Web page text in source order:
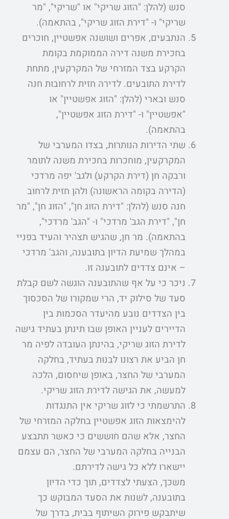
סנש (להלן: "הזוג שריקי" או "שריקי", "מר
שריקי" ו- "דירת הזוג שריקי", בהתאמה).
הנתבעים, אפרים ושושנה אפשטיין, חוכרים
בחכירת משנה דירה הממוקמת בקומת
הקרקע בצד המזרחי של המקרקעין, מתחת
לדירת התובעים. לדירה חזית לרחובות חנה
סנש ובארי (להלן: "הזוג אפשטיין" או
"אפשטיין" ו- "דירת הזוג אפשטיין",
בהתאמה).
שתי הדירות הנותרות, בצדו המערבי של
המקרקעין, מוחכרות בחכירת משנה לתומר
ורבקה חן (דירת הקרקע) ולגב' יפה מרדכי
(הדירה בקומה הראשונה) ולהן חזית לרחוב
חנה סנש (להלן: "דירת הזוג חן", "הזוג חן", "מר
חן", "דירת הגב' מרדכי" ו- "הגב' מרדכי",
בהתאמה). מר חן, שהגיש תצהיר והעיד בפניי
במהלך שמיעת הדיון בתובענה, והגב' מרדכי
– אינם צדדים לתובענה זו.
ניכר כי על אף שהתובענה הוגשה לשם קבלת
סעד של סילוק יד, הרי שמקורו של הסכסוך
בין הצדדים נובע מהיעדר הסכמות בין
הדיירים לעניין האופן שבו תינתן בעתיד גישה
לדירת הזוג שריקי, בהינתן העובדה לפיה מר
חן הביע את רצונו לבנות בעתיד, בחלקה
המערבי של החצר, באופן שיחסום, הלכה
למעשה, את הגישה לדירת הזוג שריקי.
התרשמתי כי לזוג שריקי אין התנגדות
להימצאות הזוג אפשטיין בחלקה המזרחי של
החצר, אלא שהם חוששים כי כאשר תתבצע
הבנייה בחלקה המערבי של החצר, הם עצמם
יישארו ללא כל גישה לדירתם.
משכך, הצעתי לצדדים, תוך כדי הדיון
בתובענה, לשנות את הסעד המבוקש כך
שיתבקש פירוק השיתוף בבית, בדרך של